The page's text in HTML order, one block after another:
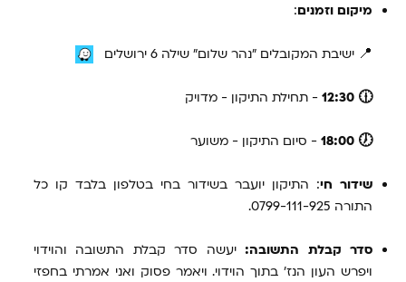
מיקום וזמנים:
📍 ישיבת המקובלים "נהר שלום" שילה 6 ירושלים
🕧 12:30 - תחילת התיקון - מדויק
🕖 18:00 - סיום התיקון - משוער
שידור חי: התיקון יועבר בשידור בחי בטלפון בלבד קו כל
התורה 0799-111-925.
סדר קבלת התשובה:יעשה סדר קבלת התשובה והוידוי
ויפרש העון הנז' בתוך הוידוי. ויאמר פסוק ואני אמרתי בחפזי